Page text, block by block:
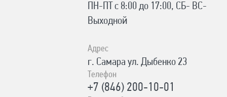
ПН-ПТ с 8:00 до 17:00, СБ- ВС-
Выходной
Адрес
г. Самара ул. Дыбенко 23
Телефон
+7 (846) 200-10-01